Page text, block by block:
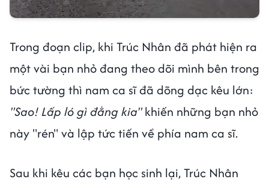
Trong đoạn clip, khi Trúc Nhân đã phát hiện ra
một vài bạn nhỏ đang theo dõi mình bên trong
bức tường thì nam ca sĩ đã dõng dạc kêu lớn:
"Sao! Lấp ló gì đằng kia"khiến những bạn nhỏ
này "rén" và lập tức tiến về phía nam ca sĩ.
Sau khi kêu các bạn học sinh lại, Trúc Nhân